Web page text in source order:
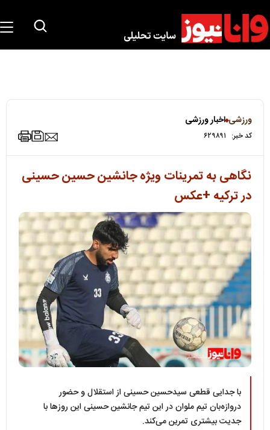
ورزشی اخبار ورزشی
کد خبر: ۶۲۹۸۹۱
نگاهی به تمرینات ویژه جانشین حسین حسینی
در ترکیه +عکس
با جدایی قطعی سیدحسین حسینی از استقلال و حضور
دروازه‌بان تیم ملوان در این تیم جانشین حسینی این روزها با
جدیت بیشتری تمرین می‌کند.